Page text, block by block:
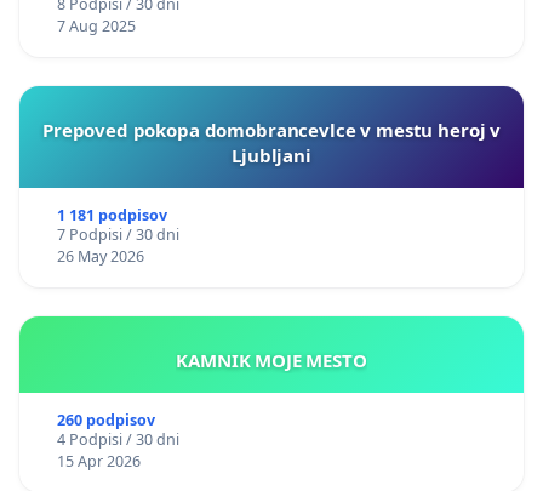
7 Aug 2025
Prepoved pokopa domobrancevlce v mestu heroj v
Ljubljani
1 181 podpisov
7 Podpisi / 30 dni
26 May 2026
KAMNIK MOJE MESTO
260 podpisov
4 Podpisi / 30 dni
15 Apr 2026